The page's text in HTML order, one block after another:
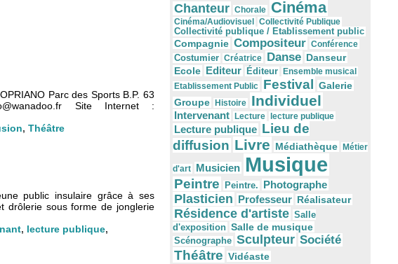
Parc des Sports B.P. 63
Site Internet :
, Théâtre
public insulaire grâce à ses
drôlerie sous forme de jonglerie
, lecture publique,
Chanteur Chorale Cinéma
Cinéma/Audiovisuel
Collectivité Publique
Collectivité publique / Etablissement public
Compagnie Compositeur Conférence
Costumier Créatrice Danse Danseur
Ecole Editeur Éditeur
Ensemble musical
Etablissement Public Festival Galerie
Groupe
Histoire Individuel
Intervenant Lecture lecture publique
Lecture publique Lieu de
diffusion Livre Médiathèque Métier
d'art Musicien Musique
Peintre Peintre. Photographe
Plasticien Professeur Réalisateur
Résidence d'artiste Salle
d'exposition Salle de musique
Scénographe Sculpteur Société
Théâtre Vidéaste